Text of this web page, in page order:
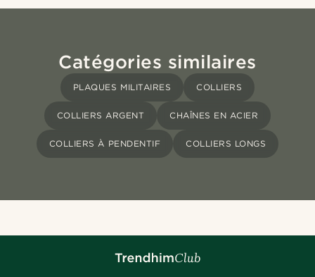
Catégories similaires
PLAQUES MILITAIRES COLLIERS
COLLIERS ARGENT CHAÎNES EN ACIER
COLLIERS À PENDENTIF COLLIERS LONGS